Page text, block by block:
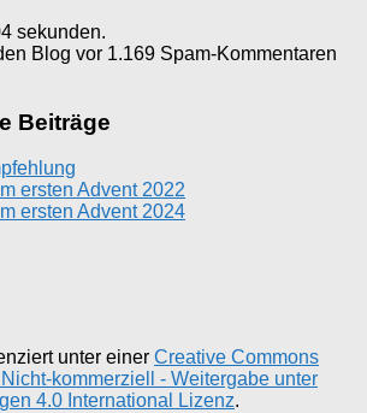
sekunden.
Blog vor 1.169 Spam-Kommentaren
Beiträge
ersten Advent 2022
ersten Advent 2024
unter einer Creative Commons
kommerziell - Weitergabe unter
4.0 International Lizenz.